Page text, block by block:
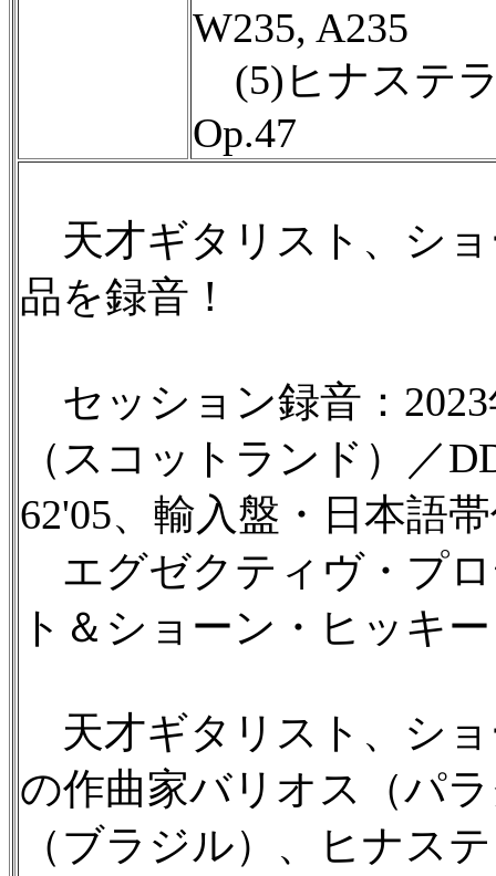
W235, A235
(5)ヒナステ
Op.47
天才ギタリスト、シ
品を録音！
セッション録音：
（スコットランド）／
62'05、輸入盤・日本語
エグゼクティヴ・プ
ト＆ショーン・ヒッキー
天才ギタリスト、シ
の作曲家バリオス（パ
（ブラジル）、ヒナス